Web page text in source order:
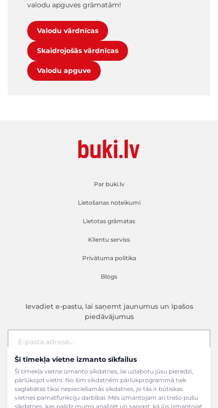
Šī tīmekļa vietne izmanto sīkfailus
Šī tīmekļa vietne izmanto sīkdatnes, lai uzlabotu jūsu pieredzi,
pārlūkojot vietni. No šīm sīkdatnēm pārlūkprogrammā tiek
saglabātas tikai nepieciešamās sīkdatnes, jo tās ir būtiskas
vietnes pamatfunkciju darbībai. Mēs izmantojam arī trešo pušu
sīkdatnes, kas palīdz mums analizēt un saprast, kā jūs izmantojat
valodu apguves grāmatām!
Valodu vārdnīcas
Skaidrojošās vārdnīcas
Valodu apguve
Par buki.lv
Lietošanas noteikumi
Lietotas grāmatas
Klientu serviss
Privātuma politika
Blogs
Ievadiet e-pastu, lai saņemt jaunumus un īpašos
piedāvājumus
E-pasta adrese
Pieteikties